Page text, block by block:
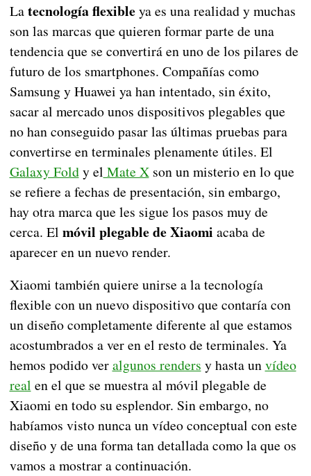
Latecnología flexibleya es una realidad y muchas
son las marcas que quieren formar parte de una
tendencia que se convertirá en uno de los pilares de
futuro de los smartphones. Compañías como
Samsung y Huawei ya han intentado, sin éxito,
sacar al mercado unos dispositivos plegables que
no han conseguido pasar las últimas pruebas para
convertirse en terminales plenamente útiles. El
Galaxy Foldy el Mate Xson un misterio en lo que
se refiere a fechas de presentación, sin embargo,
hay otra marca que les sigue los pasos muy de
cerca. El móvil plegable de Xiaomi acaba de
aparecer en un nuevo render.
Xiaomi también quiere unirse a la tecnología
flexible con un nuevo dispositivo que contaría con
un diseño completamente diferente al que estamos
acostumbrados a ver en el resto de terminales. Ya
hemos podido veralgunos renders y hasta unvídeo
real en el que se muestra al móvil plegable de
Xiaomi en todo su esplendor. Sin embargo, no
habíamos visto nunca un vídeo conceptual con este
diseño y de una forma tan detallada como la que os
vamos a mostrar a continuación.